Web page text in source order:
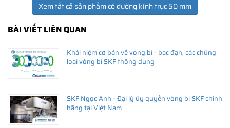
Xem tất cả sản phẩm có đường kính trục 50 mm
BÀI VIẾT LIÊN QUAN
Khái niệm cơ bản về vòng bi - bạc đạn, các chủng
loại vòng bi SKF thông dụng
SKF Ngọc Anh - Đại lý ủy quyền vòng bi SKF chính
hãng tại Việt Nam